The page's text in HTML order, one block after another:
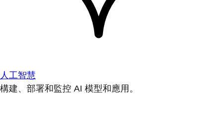
人工智慧
構建、部署和監控 AI 模型和應用。